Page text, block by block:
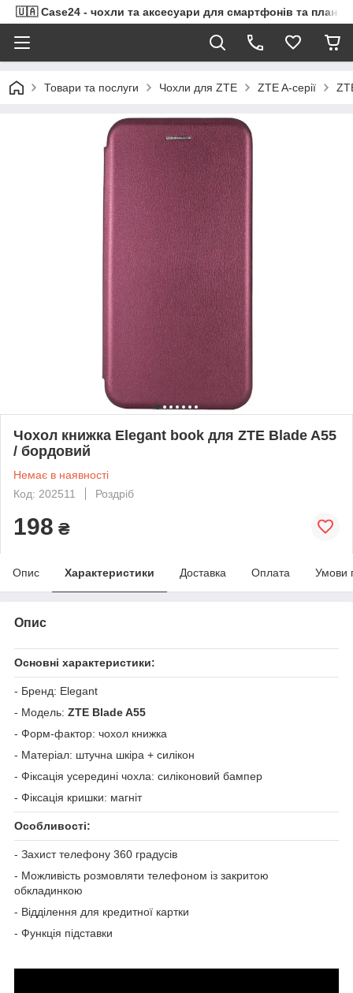
🇺🇦 Case24 - чохли та аксесуари для смартфонів та
Товари та послуги Чохли для ZTE ZTE A-серії
Чохол книжка Elegant book для ZTE Blade A55
/ бордовий
Немає в наявності
Код: 202511
Роздріб
198 ₴
Опис Характеристики Доставка Оплата Умови
Опис
Основні характеристики:
- Бренд: Elegant
- Модель: ZTE Blade A55
- Форм-фактор: чохол книжка
- Матеріал: штучна шкіра + силікон
- Фіксація усередині чохла: силіконовий бампер
- Фіксація кришки: магніт
Особливості:
- Захист телефону 360 градусів
- Можливість розмовляти телефоном із закритою
обкладинкою
- Відділення для кредитної картки
- Функція підставки